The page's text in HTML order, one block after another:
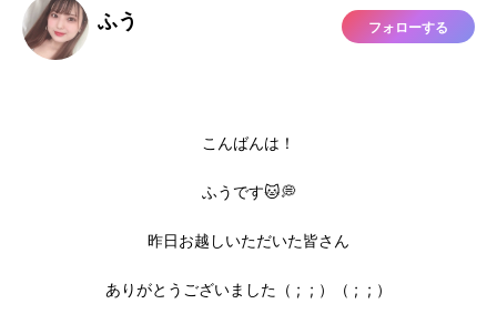
ふう フォローする
こんばんは！
ふうです🐱💭
昨日お越しいただいた皆さん
ありがとうございました（ ; ; ）（ ; ; ）